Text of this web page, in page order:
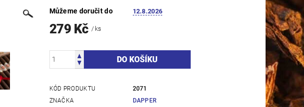
Můžeme doručit do
12.8.2026
279 Kč/ ks
KÓD PRODUKTU
2071
ZNAČKA
DAPPER